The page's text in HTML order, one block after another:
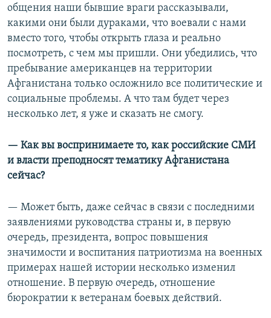
общения наши бывшие враги рассказывали,
какими они были дураками, что воевали с нами
вместо того, чтобы открыть глаза и реально
посмотреть, с чем мы пришли. Они убедились, что
пребывание американцев на территории
Афганистана только осложнило все политические и
социальные проблемы. А что там будет через
несколько лет, я уже и сказать не смогу.
— Как вы воспринимаете то, как российские СМИ
и власти преподносят тематику Афганистана
сейчас?
— Может быть, даже сейчас в связи с последними
заявлениями руководства страны и, в первую
очередь, президента, вопрос повышения
значимости и воспитания патриотизма на военных
примерах нашей истории несколько изменил
отношение. В первую очередь, отношение
бюрократии к ветеранам боевых действий.